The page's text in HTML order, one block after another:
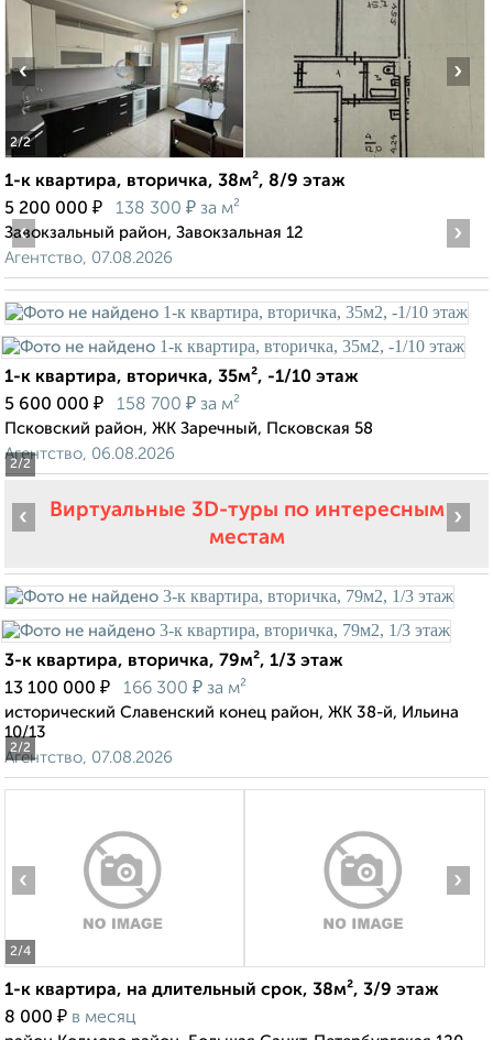
2/2
‹ ›
1-к квартира, вторичка, 38м², 8/9 этаж
5 200 000 ₽ 138 300 ₽ за м²
Завокзальный район, Завокзальная 12
Агентство, 07.08.2026
2/2
‹ ›
1-к квартира, вторичка, 35м², -1/10 этаж
5 600 000 ₽ 158 700 ₽ за м²
Псковский район, ЖК Заречный, Псковская 58
Агентство, 06.08.2026
Виртуальные 3D-туры по интересным
местам
2/2
‹ ›
3-к квартира, вторичка, 79м², 1/3 этаж
13 100 000 ₽ 166 300 ₽ за м²
исторический Славенский конец район, ЖК 38-й, Ильина
10/13
Агентство, 07.08.2026
2/4
‹ ›
1-к квартира, на длительный срок, 38м², 3/9 этаж
8 000 ₽ в месяц